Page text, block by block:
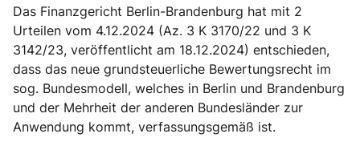
Das Finanzgericht Berlin-Brandenburg hat mit 2
Urteilen vom 4.12.2024 (Az. 3 K 3170/22 und 3 K
3142/23, veröffentlicht am 18.12.2024) entschieden,
dass das neue grundsteuerliche Bewertungsrecht im
sog. Bundesmodell, welches in Berlin und Brandenburg
und der Mehrheit der anderen Bundesländer zur
Anwendung kommt, verfassungsgemäß ist.